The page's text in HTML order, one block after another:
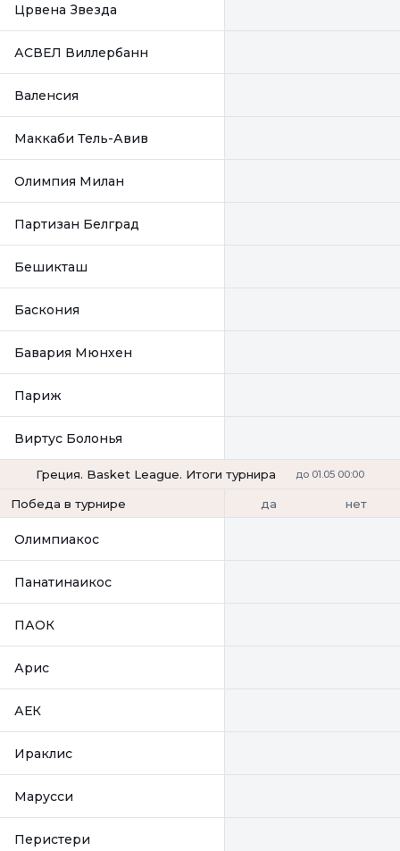
Црвена Звезда
АСВЕЛ Виллербанн
Валенсия
Маккаби Тель-Авив
Олимпия Милан
Партизан Белград
Бешикташ
Баскония
Бавария Мюнхен
Париж
Виртус Болонья
Греция. Basket League. Итоги турнира до 01.05 00:00
Победа в турнире да нет
Олимпиакос
Панатинаикос
ПАОК
Арис
АЕК
Ираклис
Марусси
Перистери